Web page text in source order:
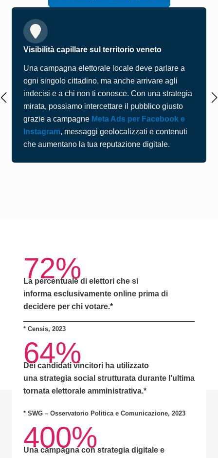
Visibilità capillare sul territorio veneto
Una campagna elettorale locale deve parlare a
ogni singolo cittadino, ma anche arrivare agli
indecisi e a chi non ti conosce. Con una strategia
mirata, possiamo intercettare il pubblico giusto
grazie a campagne Meta Ads per Facebook e
Instagram, messaggi geolocalizzati e contenuti
che aumentano la tua reputazione digitale.
72%
La percentuale di elettori che si
informa esclusivamente online prima di
decidere per chi votare.*
* Censis, 2023
64%
Dei candidati vincitori ha utilizzato
una strategia social strutturata durante l’ultima
tornata elettorale amministrativa.*
* SWG – Osservatorio Politica e Comunicazione, 2023
400%
Una campagna con strategia digitale e